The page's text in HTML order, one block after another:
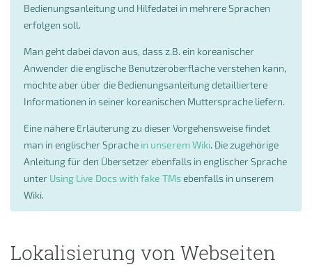
Bedienungsanleitung und Hilfedatei in mehrere Sprachen
erfolgen soll.
Man geht dabei davon aus, dass z.B. ein koreanischer
Anwender die englische Benutzeroberfläche verstehen kann,
möchte aber über die Bedienungsanleitung detailliertere
Informationen in seiner koreanischen Muttersprache liefern.
Eine nähere Erläuterung zu dieser Vorgehensweise findet
man in englischer Sprache in unserem Wiki. Die zugehörige
Anleitung für den Übersetzer ebenfalls in englischer Sprache
unter Using Live Docs with fake TMsebenfalls in unserem
Wiki.
Lokalisierung von Webseiten